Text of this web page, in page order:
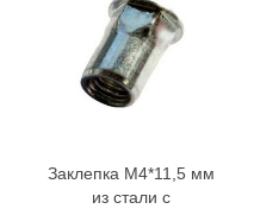
Заклепка M4*11,5 мм
из стали с